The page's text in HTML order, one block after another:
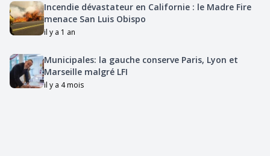
Incendie dévastateur en Californie : le Madre Fire
menace San Luis Obispo
il y a 1 an
Municipales: la gauche conserve Paris, Lyon et
Marseille malgré LFI
il y a 4 mois